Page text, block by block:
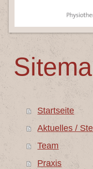
Startseite
Aktuelles /
Team
Praxis